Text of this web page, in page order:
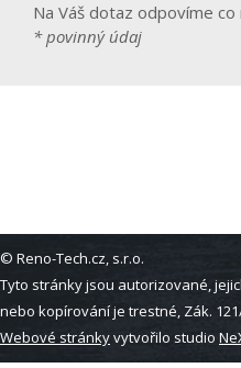
Na Váš dotaz odpovíme
* povinný údaj
© Reno-Tech.cz, s.r.o.
Tyto stránky jsou autorizované,
nebo kopírování je trestné, Zák.
Webové stránkyvytvořilo studio